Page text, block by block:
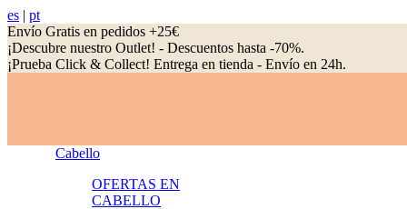
es | pt
Envío Gratis en pedidos +25€
¡Descubre nuestro Outlet! - Descuentos hasta -70%.
¡Prueba Click & Collect! Entrega en tienda - Envío en 24h.
Cabello
OFERTAS EN
CABELLO